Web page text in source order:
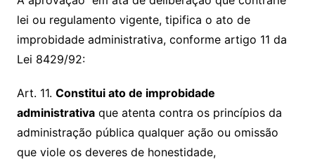
lei ou regulamento vigente, tipifica o ato de
improbidade administrativa, conforme artigo 11 da
Lei 8429/92:
Art. 11. Constitui ato de improbidade
administrativaque atenta contra os princípios da
administração pública qualquer ação ou omissão
que viole os deveres de honestidade,